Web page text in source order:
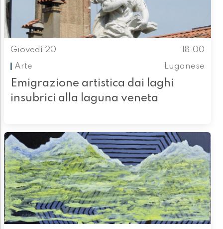
Giovedì 20
18.00
Arte
Luganese
Emigrazione artistica dai laghi
insubrici alla laguna veneta